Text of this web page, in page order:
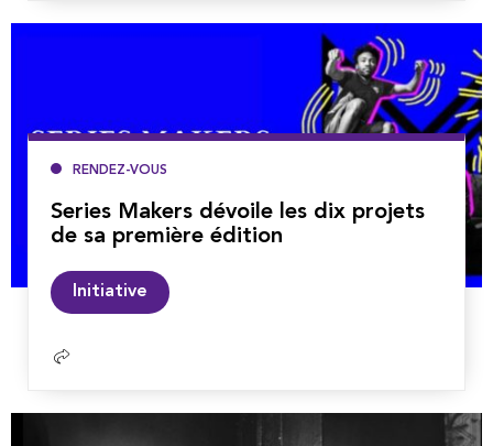
RENDEZ-VOUS
Series Makers dévoile les dix projets
de sa première édition
Initiative